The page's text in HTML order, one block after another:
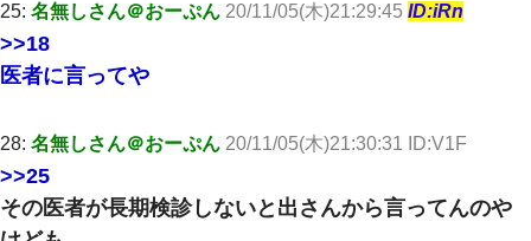
25: 名無しさん＠おーぷん 20/11/05(木)21:29:45 ID:iRn
>>18
医者に言ってや
28: 名無しさん＠おーぷん 20/11/05(木)21:30:31 ID:V1F
>>25
その医者が長期検診しないと出さんから言ってんのや